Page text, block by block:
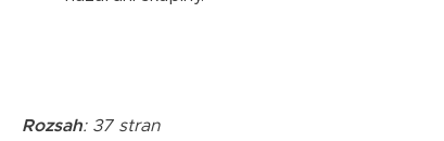
Rozsah: 37 stran